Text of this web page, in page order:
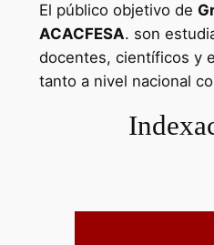
El público objetivo de
ACACFESA. son
docentes, científicos y
tanto a nivel nacional